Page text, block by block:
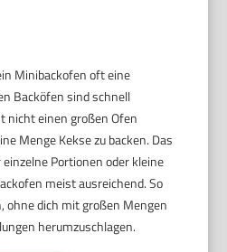
Minibackofen oft eine
Backöfen sind schnell
nicht einen großen Ofen
Menge Kekse zu backen. Das
Portionen oder kleine
meist ausreichend. So
ohne dich mit großen Mengen
herumzuschlagen.